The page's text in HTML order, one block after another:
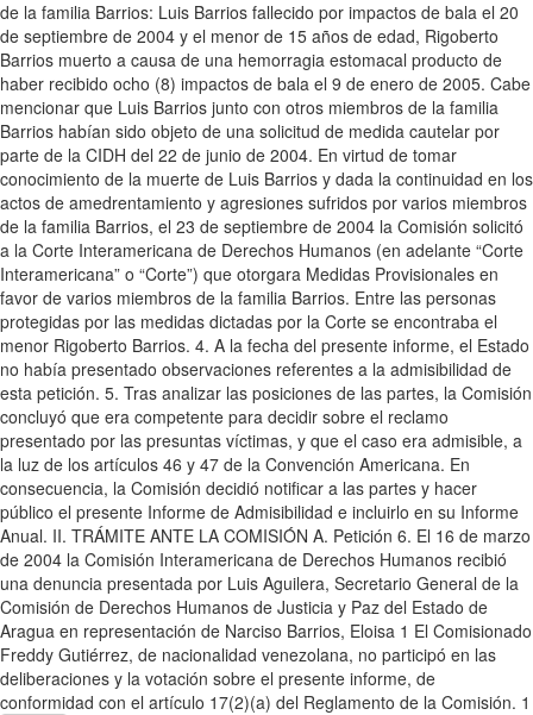
de la familia Barrios: Luis Barrios fallecido por impactos de bala el 20
de septiembre de 2004 y el menor de 15 años de edad, Rigoberto
Barrios muerto a causa de una hemorragia estomacal producto de
haber recibido ocho (8) impactos de bala el 9 de enero de 2005. Cabe
mencionar que Luis Barrios junto con otros miembros de la familia
Barrios habían sido objeto de una solicitud de medida cautelar por
parte de la CIDH del 22 de junio de 2004. En virtud de tomar
conocimiento de la muerte de Luis Barrios y dada la continuidad en los
actos de amedrentamiento y agresiones sufridos por varios miembros
de la familia Barrios, el 23 de septiembre de 2004 la Comisión solicitó
a la Corte Interamericana de Derechos Humanos (en adelante “Corte
Interamericana” o “Corte”) que otorgara Medidas Provisionales en
favor de varios miembros de la familia Barrios. Entre las personas
protegidas por las medidas dictadas por la Corte se encontraba el
menor Rigoberto Barrios. 4. A la fecha del presente informe, el Estado
no había presentado observaciones referentes a la admisibilidad de
esta petición. 5. Tras analizar las posiciones de las partes, la Comisión
concluyó que era competente para decidir sobre el reclamo
presentado por las presuntas víctimas, y que el caso era admisible, a
la luz de los artículos 46 y 47 de la Convención Americana. En
consecuencia, la Comisión decidió notificar a las partes y hacer
público el presente Informe de Admisibilidad e incluirlo en su Informe
Anual. II. TRÁMITE ANTE LA COMISIÓN A. Petición 6. El 16 de marzo
de 2004 la Comisión Interamericana de Derechos Humanos recibió
una denuncia presentada por Luis Aguilera, Secretario General de la
Comisión de Derechos Humanos de Justicia y Paz del Estado de
Aragua en representación de Narciso Barrios, Eloisa 1 El Comisionado
Freddy Gutiérrez, de nacionalidad venezolana, no participó en las
deliberaciones y la votación sobre el presente informe, de
conformidad con el artículo 17(2)(a) del Reglamento de la Comisión. 1